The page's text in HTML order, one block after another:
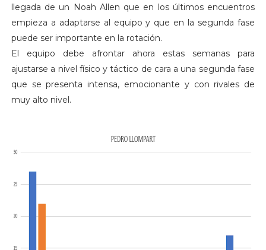
llegada de un Noah Allen que en los últimos encuentros
empieza a adaptarse al equipo y que en la segunda fase
puede ser importante en la rotación.
El equipo debe afrontar ahora estas semanas para
ajustarse a nivel físico y táctico de cara a una segunda fase
que se presenta intensa, emocionante y con rivales de
muy alto nivel.